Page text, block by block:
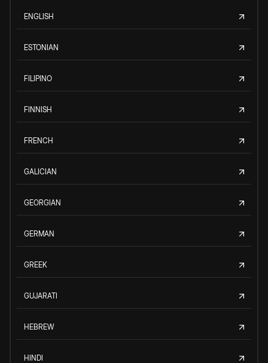
ENGLISH
ESTONIAN
FILIPINO
FINNISH
FRENCH
GALICIAN
GEORGIAN
GERMAN
GREEK
GUJARATI
HEBREW
HINDI